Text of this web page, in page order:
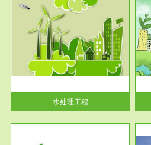
水处理工程
服务范围
园区环保管家
2016 年 4 月，环保部下发《关
于积极发挥环境保护作用促进供
给侧结...